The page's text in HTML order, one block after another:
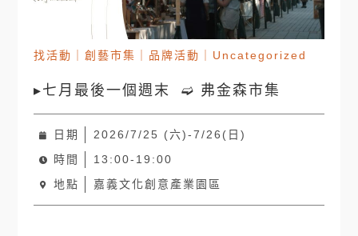
找活動 ｜創藝市集 品牌活動 Uncategorized
▸七月最後一個週末 ➫ 弗金森市集
日期
2026/7/25 (六)-7/26(日)
時間
13:00-19:00
地點
嘉義文化創意產業園區